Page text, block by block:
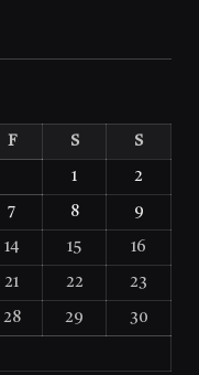
F S S
1 2
7 8 9
14 15 16
21 22 23
28 29 30